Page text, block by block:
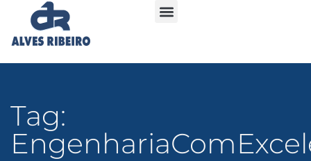
Tag: